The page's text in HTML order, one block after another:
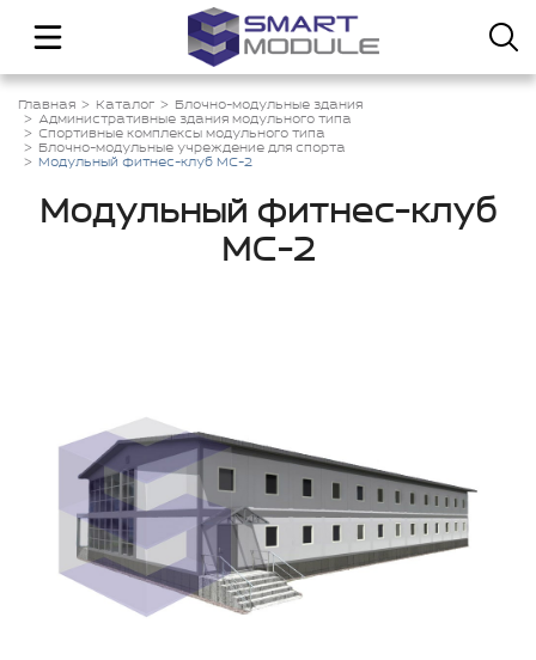
Главная Каталог
Блочно-модульные здания
Административные здания модульного типа
Спортивные комплексы модульного типа
Блочно-модульные учреждение для спорта
Модульный фитнес-клуб МС-2
Модульный фитнес-клуб
МС-2